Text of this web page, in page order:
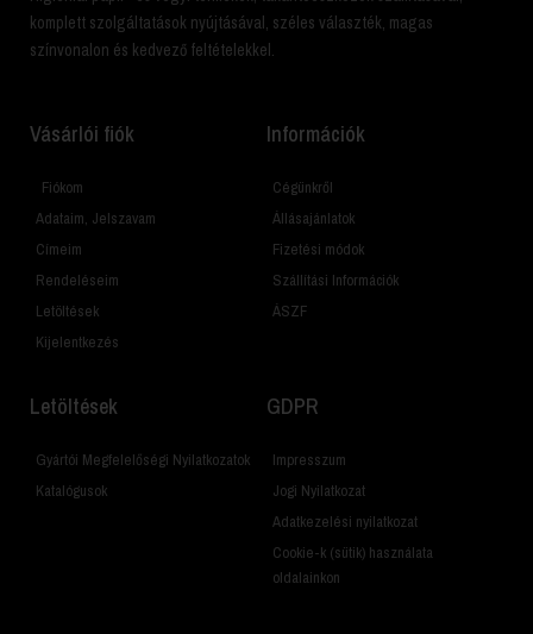
komplett szolgáltatások nyújtásával, széles választék, magas
színvonalon és kedvező feltételekkel.
Vásárlói fiók
Fiókom
Adataim, Jelszavam
Címeim
Rendeléseim
Letöltések
Kijelentkezés
Információk
Cégünkről
Állásajánlatok
Fizetési módok
Szállítási Információk
ÁSZF
Letöltések
Gyártói Megfelelőségi Nyilatkozatok
Katalógusok
GDPR
Impresszum
Jogi Nyilatkozat
Adatkezelési nyilatkozat
Cookie-k (sütik) használata
oldalainkon